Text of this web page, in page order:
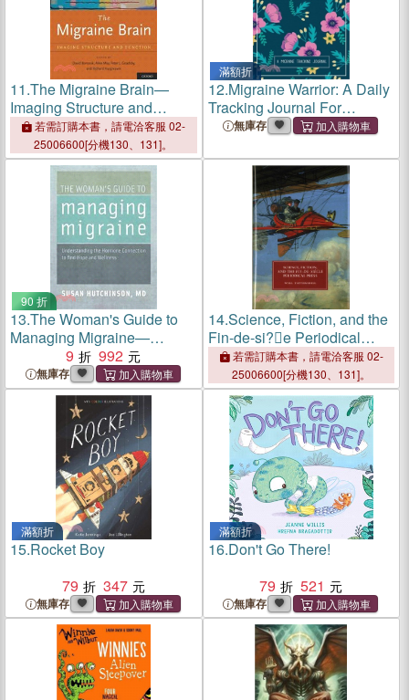
11.The Migraine Brain—
Imaging Structure and
Function
若需訂購本書，請電洽客服 02-
25006600[分機130、131]。
滿額折
12.Migraine Warrior: A Daily
Tracking Journal For
Migraines and Chronic
Identification + Relief Log)
無庫存
90 折
13.The Woman's Guide to
Managing Migraine—
Understanding the Hormone
Connection to Find Hope
and Wellness
9 992
無庫存
14.Science, Fiction, and the
Fin-de-si?e Periodical
Press若需訂購本書，請電洽客服 02-
25006600[分機130、131]。
滿額折
15.Rocket Boy
79
347
無庫存
滿額折
16.Don't Go There!
79
521
無庫存